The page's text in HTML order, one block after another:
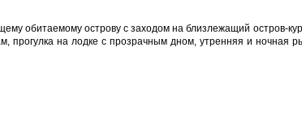
обитаемому острову с заходом на близлежащий остров-
прогулка на лодке с прозрачным дном, утренняя и ночная